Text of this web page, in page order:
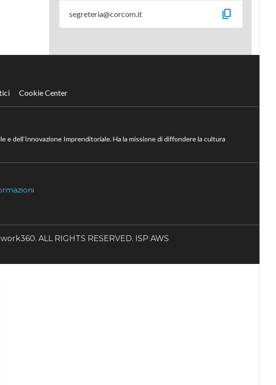
segreteria@corcom.it content_copy
Cookie Center
dell’Innovazione Imprenditoriale. Ha la missione di diffondere la cultura
ALL RIGHTS RESERVED. ISP AWS